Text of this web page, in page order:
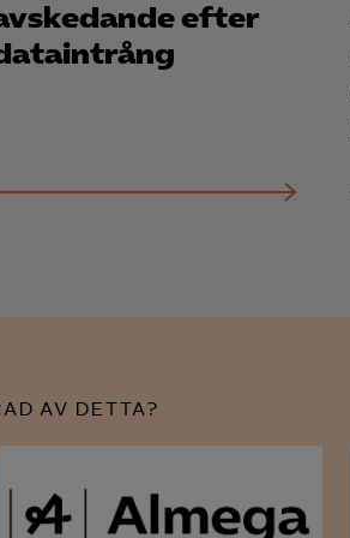
efter
AV DETTA?